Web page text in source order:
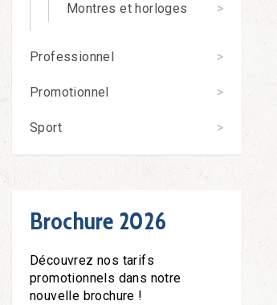
Montres et horloges
Professionnel
Promotionnel
Sport
Brochure 2026
Découvrez nos tarifs
promotionnels dans notre
nouvelle brochure !